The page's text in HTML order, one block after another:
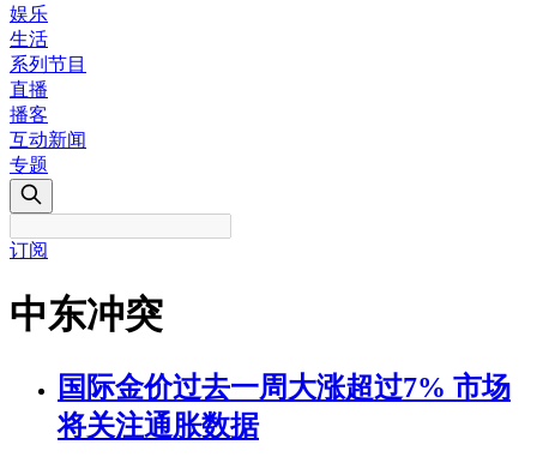
娱乐
生活
系列节目
直播
播客
互动新闻
专题
订阅
中东冲突
国际金价过去一周大涨超过7% 市场
将关注通胀数据